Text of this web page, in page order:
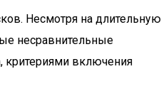
Несмотря на длительную
несравнительные
критериями включения